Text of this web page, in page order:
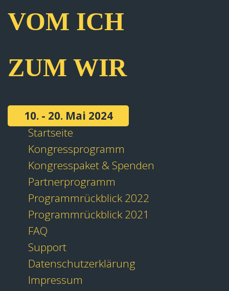
VOM ICH
ZUM WIR
10. - 20. Mai 2024
Startseite
Kongressprogramm
Kongresspaket & Spenden
Partnerprogramm
Programmrückblick 2022
Programmrückblick 2021
FAQ
Support
Datenschutzerklärung
Impressum